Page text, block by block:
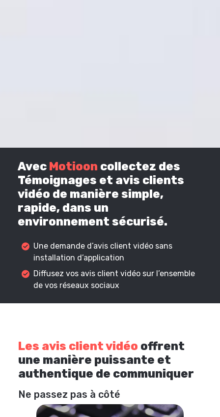
Avec Motioon collectez des
Témoignages et avis clients
vidéo de manière simple,
rapide, dans un
environnement sécurisé.
Une demande d’avis client vidéo sans
installation d’application
Diffusez vos avis client vidéo sur l’ensemble
de vos réseaux sociaux
Les avis client vidéo offrent
une manière puissante et
authentique de communiquer
Ne passez pas à côté